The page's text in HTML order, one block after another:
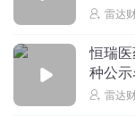
雷达
恒瑞
种公
雷达